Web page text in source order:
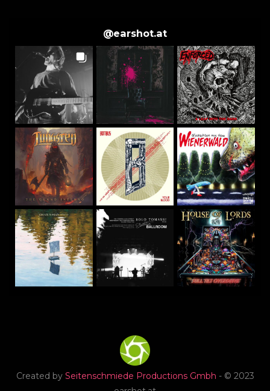
@earshot.at
Created by Seitenschmiede Productions Gmbh - © 2023